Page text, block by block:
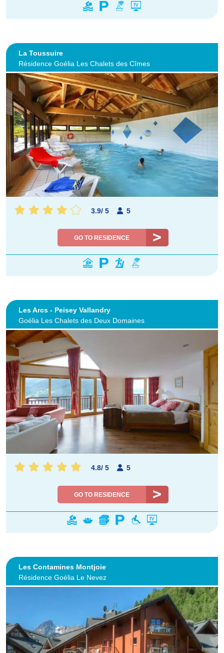
La Toussuire
Résidence Goélia Les Chalets des Cîmes
3.9/ 5 5
GO TO RESIDENCE
Les Arcs - Peisey Vallandry
Goélia Les Chalets des Deux Domaines
4.8/ 5 5
GO TO RESIDENCE
Les Contamines Montjoie
Résidence Goélia Le Nevez